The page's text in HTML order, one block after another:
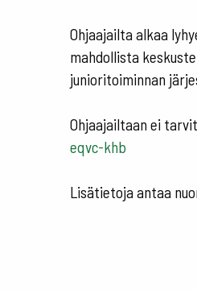
Ohjaajailta alkaa
mahdollista
junioritoiminnan
Ohjaajailtaan ei
eqvc-khb
Lisätietoja antaa